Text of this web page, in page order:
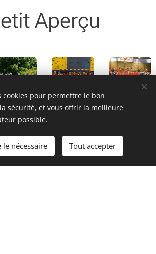
Aperçu
cookies pour permettre le bon
sécurité, et vous offrir la meilleure
possible.
le nécessaire Tout accepter